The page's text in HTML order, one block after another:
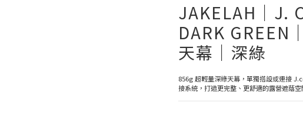
JAKELAH｜J.
DARK GREEN
天幕｜深綠
856g 超輕量深綠天幕，單獨搭設或連接
接系統，打造更完整、更舒適的露營遮蔭空